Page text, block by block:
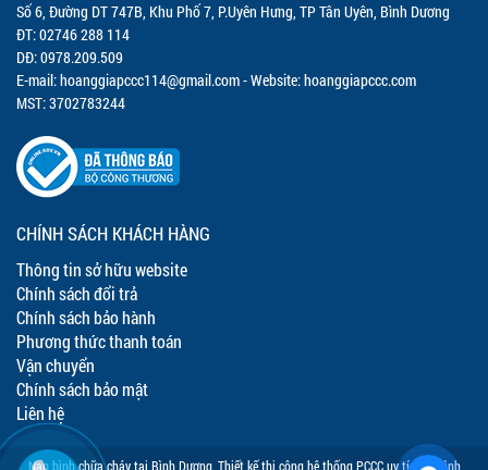
Số 6, Đường DT 747B, Khu Phố 7, P.Uyên Hưng, TP Tân Uyên, Bình Dương
ĐT: 02746 288 114
DĐ: 0978.209.509
E-mail:hoanggiapccc114@gmail.com- Website: hoanggiapccc.com
MST: 3702783244
CHÍNH SÁCH KHÁCH HÀNG
Thông tin sở hữu website
Chính sách đổi trả
Chính sách bảo hành
Phương thức thanh toán
Vận chuyển
Chính sách bảo mật
Liên hệ
Nạp bình chữa cháy tại Bình Dương, Thiết kế thi công hệ thống PCCC uy tín tại Bình